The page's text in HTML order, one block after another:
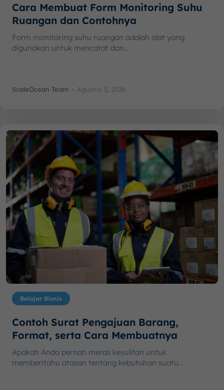
Cara Membuat Form Monitoring Suhu
Ruangan dan Contohnya
Form monitoring suhu ruangan adalah alat yang
digunakan untuk mencatat dan...
ScaleOcean Team - Agustus 5, 2026
Belajar Bisnis
Contoh Surat Pengajuan Barang,
Format, serta Cara Membuatnya
Apakah Anda pernah meras kesulitan untuk
memberitahu atasan tentang kebutuhan suatu...